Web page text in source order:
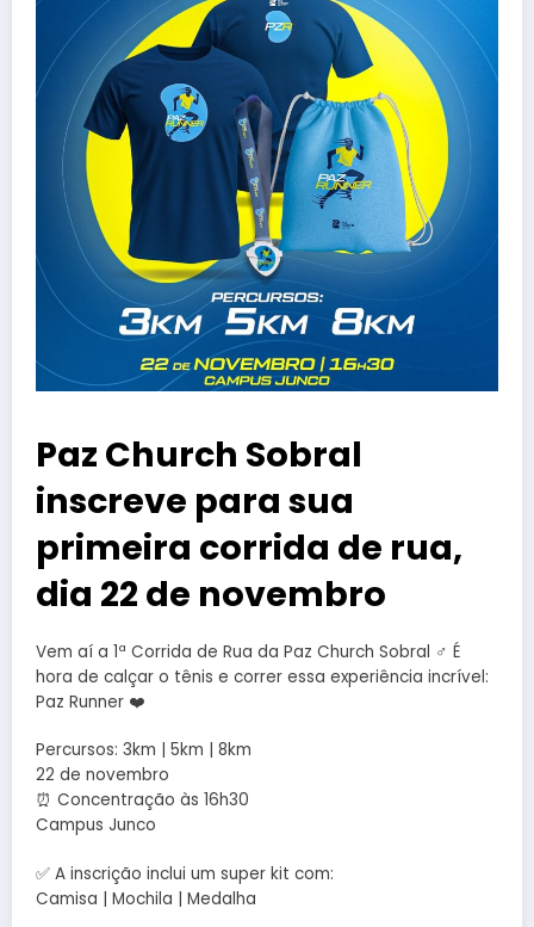
Paz Church Sobral
inscreve para sua
primeira corrida de rua,
dia 22 de novembro
Vem aí a 1ª Corrida de Rua da Paz Church Sobral ‍♂️ É
hora de calçar o tênis e correr essa experiência incrível:
Paz Runner ❤️‍
Percursos: 3km | 5km | 8km
22 de novembro
⏰ Concentração às 16h30
Campus Junco
✅ A inscrição inclui um super kit com:
Camisa | Mochila | Medalha